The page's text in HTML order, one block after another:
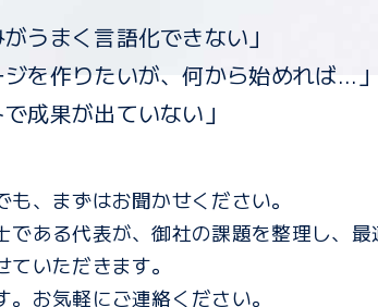
がうまく言語化できない」
を作りたいが、何から始めれば...
成果が出ていない」
も、まずはお聞かせください。
である代表が、御社の課題を整理し、最
いただきます。
。お気軽にご連絡ください。